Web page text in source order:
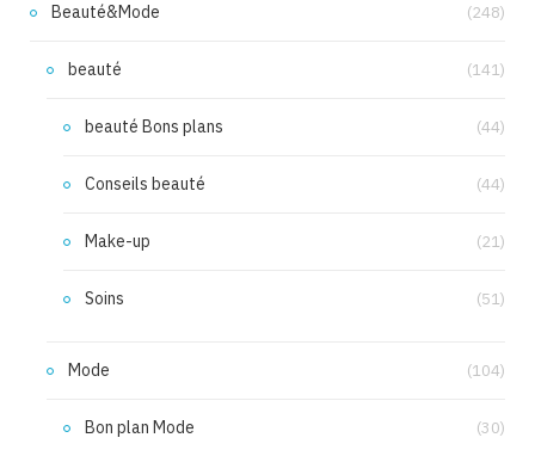
Beauté&Mode (248)
beauté (141)
beauté Bons plans (44)
Conseils beauté (44)
Make-up (21)
Soins (51)
Mode (104)
Bon plan Mode (30)